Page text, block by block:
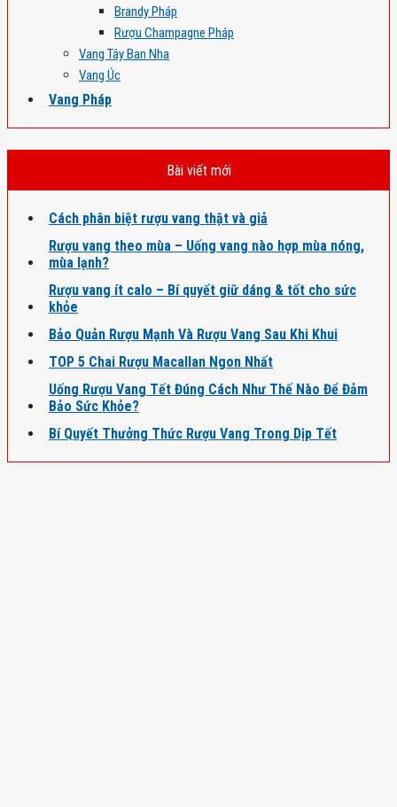
Brandy Pháp
Rượu Champagne Pháp
Vang Tây Ban Nha
Vang Úc
Vang Pháp
Bài viết mới
Cách phân biệt rượu vang thật và giả
Rượu vang theo mùa – Uống vang nào hợp mùa nóng,
mùa lạnh?
Rượu vang ít calo – Bí quyết giữ dáng & tốt cho sức
khỏe
Bảo Quản Rượu Mạnh Và Rượu Vang Sau Khi Khui
TOP 5 Chai Rượu Macallan Ngon Nhất
Uống Rượu Vang Tết Đúng Cách Như Thế Nào Để Đảm
Bảo Sức Khỏe?
Bí Quyết Thưởng Thức Rượu Vang Trong Dịp Tết